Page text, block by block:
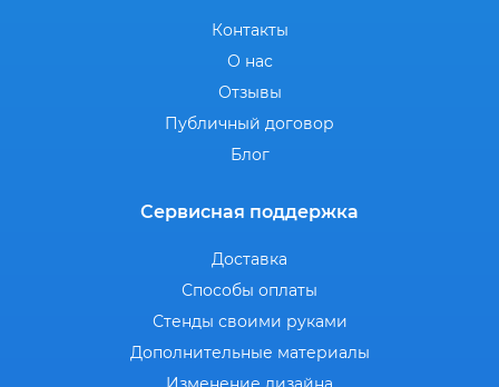
Контакты
О нас
Отзывы
Публичный договор
Блог
Сервисная поддержка
Доставка
Способы оплаты
Стенды своими руками
Дополнительные материалы